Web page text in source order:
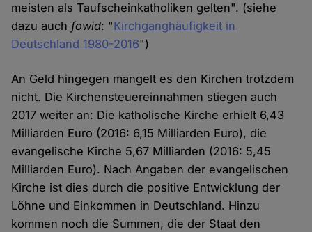
meisten als Taufscheinkatholiken gelten". (siehe
dazu auch fowid: "Kirchganghäufigkeit in
Deutschland 1980-2016")
An Geld hingegen mangelt es den Kirchen trotzdem
nicht. Die Kirchensteuereinnahmen stiegen auch
2017 weiter an: Die katholische Kirche erhielt 6,43
Milliarden Euro (2016: 6,15 Milliarden Euro), die
evangelische Kirche 5,67 Milliarden (2016: 5,45
Milliarden Euro). Nach Angaben der evangelischen
Kirche ist dies durch die positive Entwicklung der
Löhne und Einkommen in Deutschland. Hinzu
kommen noch die Summen, die der Staat den